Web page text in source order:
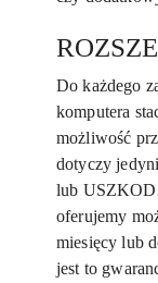
Do każdego
komputera
możliwość
dotyczy
lub
oferujemy
miesięcy lub
jest to